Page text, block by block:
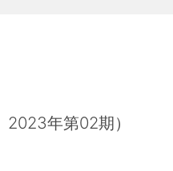
年第02期）